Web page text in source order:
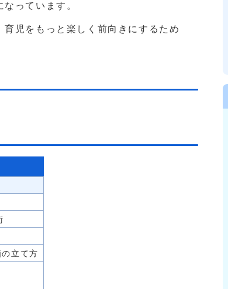
っています。
児をもっと楽しく前向きにするため
立て方